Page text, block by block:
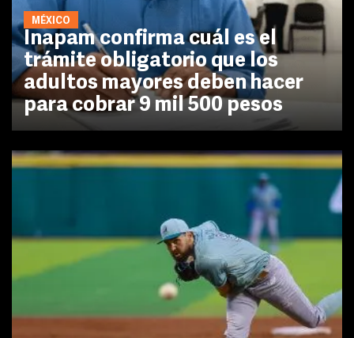
MÉXICO
Inapam confirma cuál es el
trámite obligatorio que los
adultos mayores deben hacer
para cobrar 9 mil 500 pesos